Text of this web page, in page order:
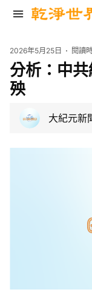
2026年5月25日 閱讀
分析：中
殃
大紀元新